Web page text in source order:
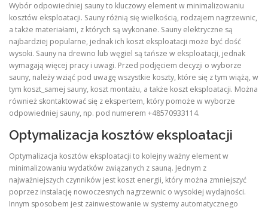
Wybór odpowiedniej sauny to kluczowy element w minimalizowaniu
kosztów eksploatacji. Sauny różnią się wielkością, rodzajem nagrzewnic,
a także materiałami, z których są wykonane. Sauny elektryczne są
najbardziej popularne, jednak ich koszt eksploatacji może być dość
wysoki. Sauny na drewno lub węgiel są tańsze w eksploatacji, jednak
wymagają więcej pracy i uwagi. Przed podjęciem decyzji o wyborze
sauny, należy wziąć pod uwagę wszystkie koszty, które się z tym wiążą, w
tym koszt_samej sauny, koszt montażu, a także koszt eksploatacji. Można
również skontaktować się z ekspertem, który pomoże w wyborze
odpowiedniej sauny, np. pod numerem +48570933114.
Optymalizacja kosztów eksploatacji
Optymalizacja kosztów eksploatacji to kolejny ważny element w
minimalizowaniu wydatków związanych z sauną. Jednym z
najważniejszych czynników jest koszt energii, który można zmniejszyć
poprzez instalację nowoczesnych nagrzewnic o wysokiej wydajności.
Innym sposobem jest zainwestowanie w systemy automatycznego